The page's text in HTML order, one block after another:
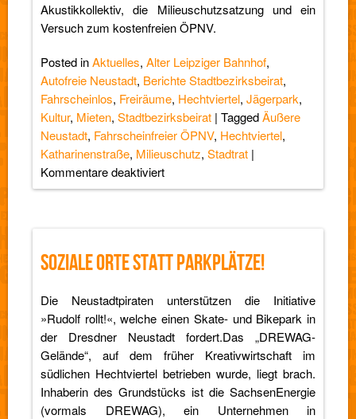
Akustikkollektiv, die Milieuschutzsatzung und ein
Versuch zum kostenfreien ÖPNV.
Posted inAktuelles, Alter Leipziger Bahnhof,
Autofreie Neustadt, Berichte Stadtbezirksbeirat,
Fahrscheinlos, Freiräume, Hechtviertel, Jägerpark,
Kultur, Mieten, Stadtbezirksbeirat | TaggedÄußere
Neustadt, Fahrscheinfreier ÖPNV, Hechtviertel,
Katharinenstraße, Milieuschutz, Stadtrat |
Kommentare deaktiviertfür
SBR-
Katharinenstraße,
und
ein
fahrscheinfreier
ÖPNV
SOZIALE ORTE STATT PARKPLÄTZE!
Die Neustadtpiraten unterstützen die Initiative
»Rudolf rollt!«, welche einen Skate- und Bikepark in
der Dresdner Neustadt fordert.Das „DREWAG-
Gelände“, auf dem früher Kreativwirtschaft im
südlichen Hechtviertel betrieben wurde, liegt brach.
Inhaberin des Grundstücks ist die SachsenEnergie
(vormals DREWAG), ein Unternehmen in